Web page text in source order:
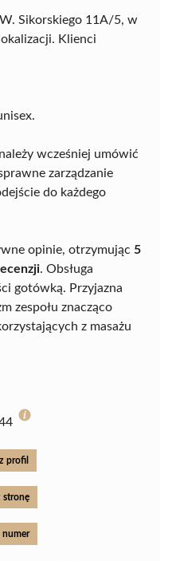
Sikorskiego 11A/5, w
Klienci
wcześniej umówić
zarządzanie
do każdego
opinie, otrzymując 5
. Obsługa
gotówką. Przyjazna
zespołu znacząco
z masażu
profil
stronę
numer